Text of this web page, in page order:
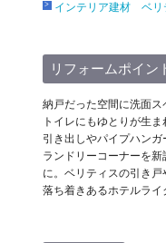
インテリア建材 ベリ
リフォームポイン
納戸だった空間に洗面
トイレにもゆとりが生
引き出しやパイプハン
ランドリーコーナーを
に。ベリティスの引き戸
落ち着きあるホテルライ